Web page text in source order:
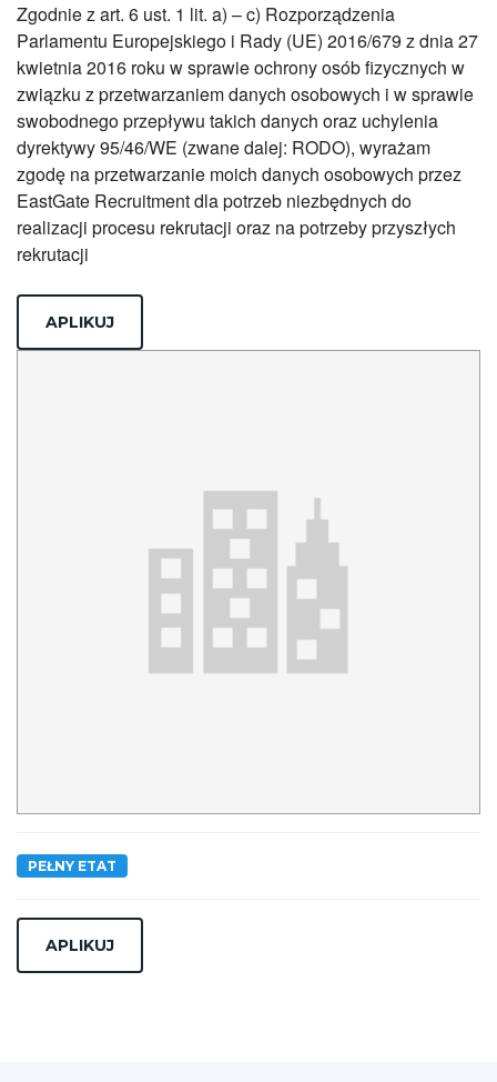
Zgodnie z art. 6 ust. 1 lit. a) – c) Rozporządzenia
Parlamentu Europejskiego i Rady (UE) 2016/679 z dnia 27
kwietnia 2016 roku w sprawie ochrony osób fizycznych w
związku z przetwarzaniem danych osobowych i w sprawie
swobodnego przepływu takich danych oraz uchylenia
dyrektywy 95/46/WE (zwane dalej: RODO), wyrażam
zgodę na przetwarzanie moich danych osobowych przez
EastGate Recruitment dla potrzeb niezbędnych do
realizacji procesu rekrutacji oraz na potrzeby przyszłych
rekrutacji
PEŁNY ETAT